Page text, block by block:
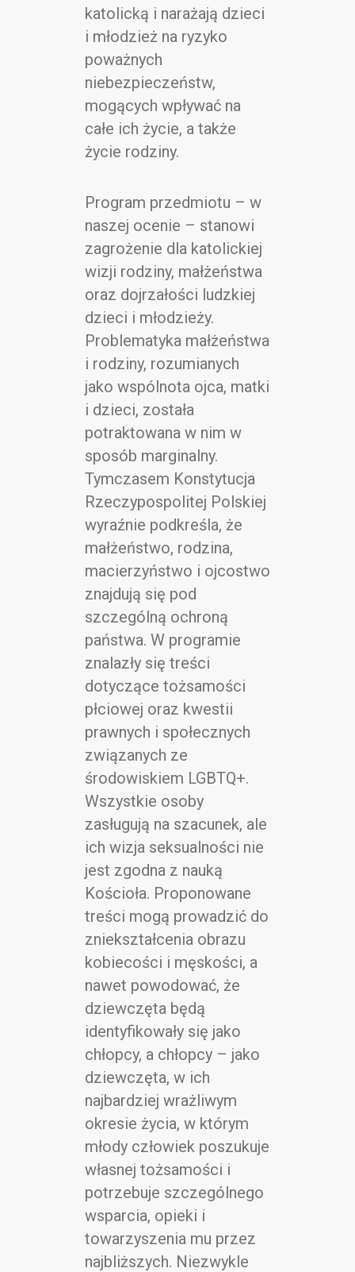
katolicką i narażają dzieci
i młodzież na ryzyko
poważnych
niebezpieczeństw,
mogących wpływać na
całe ich życie, a także
życie rodziny.
Program przedmiotu – w
naszej ocenie – stanowi
zagrożenie dla katolickiej
wizji rodziny, małżeństwa
oraz dojrzałości ludzkiej
dzieci i młodzieży.
Problematyka małżeństwa
i rodziny, rozumianych
jako wspólnota ojca, matki
i dzieci, została
potraktowana w nim w
sposób marginalny.
Tymczasem Konstytucja
Rzeczypospolitej Polskiej
wyraźnie podkreśla, że
małżeństwo, rodzina,
macierzyństwo i ojcostwo
znajdują się pod
szczególną ochroną
państwa. W programie
znalazły się treści
dotyczące tożsamości
płciowej oraz kwestii
prawnych i społecznych
związanych ze
środowiskiem LGBTQ+.
Wszystkie osoby
zasługują na szacunek, ale
ich wizja seksualności nie
jest zgodna z nauką
Kościoła. Proponowane
treści mogą prowadzić do
zniekształcenia obrazu
kobiecości i męskości, a
nawet powodować, że
dziewczęta będą
identyfikowały się jako
chłopcy, a chłopcy – jako
dziewczęta, w ich
najbardziej wrażliwym
okresie życia, w którym
młody człowiek poszukuje
własnej tożsamości i
potrzebuje szczególnego
wsparcia, opieki i
towarzyszenia mu przez
najbliższych. Niezwykle